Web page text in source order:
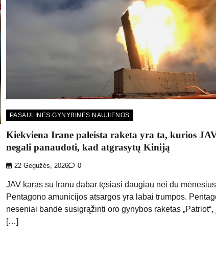
PASAULINĖS GYNYBINĖS NAUJIENOS
Kiekviena Irane paleista raketa yra ta, kurios
negali panaudoti, kad atgrasytų Kiniją
22 Gegužės, 2026 0
JAV karas su Iranu dabar tęsiasi daugiau nei du
Pentagono amunicijos atsargos yra labai trumpos.
neseniai bandė susigrąžinti oro gynybos raketas „Patriot“,
[…]